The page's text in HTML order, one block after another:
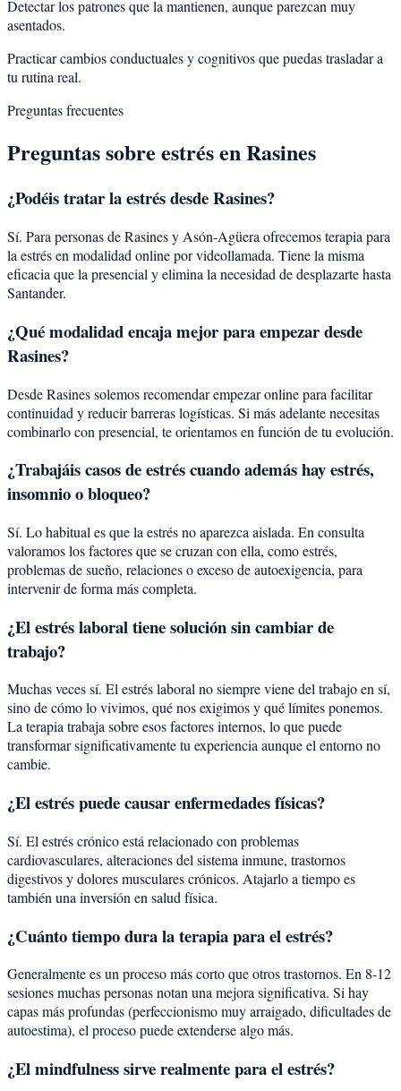
Detectar los patrones que la mantienen, aunque parezcan muy
asentados.
Practicar cambios conductuales y cognitivos que puedas trasladar a
tu rutina real.
Preguntas frecuentes
Preguntas sobre estrésenRasines
¿Podéis tratar laestrésdesdeRasines?
Sí. Para personas de Rasines y Asón-Agüera ofrecemos terapia para
la estrés en modalidad online por videollamada. Tiene la misma
eficacia que la presencial y elimina la necesidad de desplazarte hasta
Santander.
¿Qué modalidad encaja mejor para empezar desde
Rasines?
Desde Rasines solemos recomendar empezar online para facilitar
continuidad y reducir barreras logísticas. Si más adelante necesitas
combinarlo con presencial, te orientamos en función de tu evolución.
¿Trabajáis casos de estrés cuando además hay estrés,
insomnio o bloqueo?
Sí. Lo habitual es que la estrés no aparezca aislada. En consulta
valoramos los factores que se cruzan con ella, como estrés,
problemas de sueño, relaciones o exceso de autoexigencia, para
intervenir de forma más completa.
¿El estrés laboral tiene solución sin cambiar de
trabajo?
Muchas veces sí. El estrés laboral no siempre viene del trabajo en sí,
sino de cómo lo vivimos, qué nos exigimos y qué límites ponemos.
La terapia trabaja sobre esos factores internos, lo que puede
transformar significativamente tu experiencia aunque el entorno no
cambie.
¿El estrés puede causar enfermedades físicas?
Sí. El estrés crónico está relacionado con problemas
cardiovasculares, alteraciones del sistema inmune, trastornos
digestivos y dolores musculares crónicos. Atajarlo a tiempo es
también una inversión en salud física.
¿Cuánto tiempo dura la terapia para el estrés?
Generalmente es un proceso más corto que otros trastornos. En 8-12
sesiones muchas personas notan una mejora significativa. Si hay
capas más profundas (perfeccionismo muy arraigado, dificultades de
autoestima), el proceso puede extenderse algo más.
¿El mindfulness sirve realmente para el estrés?